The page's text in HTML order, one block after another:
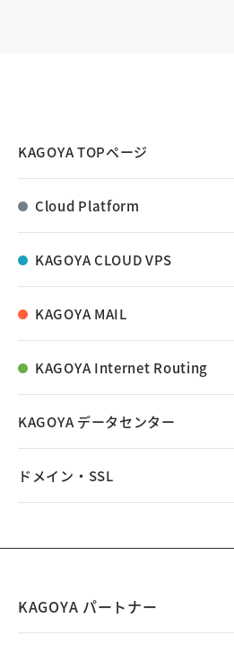
KAGOYA TOPページ
Cloud Platform
KAGOYA CLOUD VPS
KAGOYA MAIL
KAGOYA Internet Routing
KAGOYA データセンター
ドメイン・SSL
KAGOYA パートナー